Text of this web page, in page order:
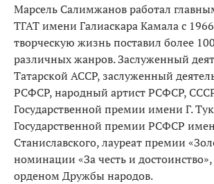
Марсель Салимжанов работал
ТГАТ имени Галиаскара Камала с
творческую жизнь поставил более
различных жанров. Заслуженный
Татарской АССР, заслуженный
РСФСР, народный артист РСФСР,
Государственной премии имени Г.
Государственной премии РСФСР
Станиславского, лауреат премии
номинации «За честь и
орденом Дружбы народов.